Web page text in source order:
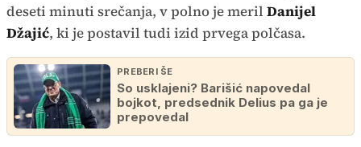
deseti minuti srečanja, v polno je meril Danijel
Džajić, ki je postavil tudi izid prvega polčasa.
PREBERI ŠE
So usklajeni? Barišić napovedal
bojkot, predsednik Delius pa ga je
prepovedal